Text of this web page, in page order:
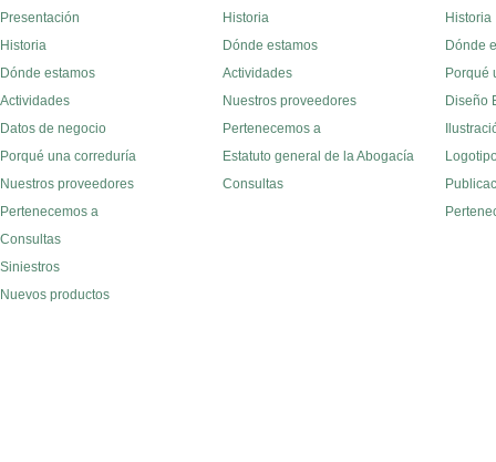
Presentación
Historia
Dónde estamos
Actividades
Datos de negocio
Porqué una correduría
Nuestros proveedores
Pertenecemos a
Consultas
Siniestros
Nuevos productos
Historia
Dónde estamos
Actividades
Nuestros proveedores
Pertenecemos a
Estatuto general de la Abogacía
Consultas
Historia
Dónde
Porqué
Diseño